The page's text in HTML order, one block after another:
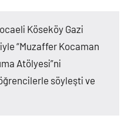
Köseköy Gazi
“Muzaffer Kocaman
Atölyesi”ni
söyleşti ve